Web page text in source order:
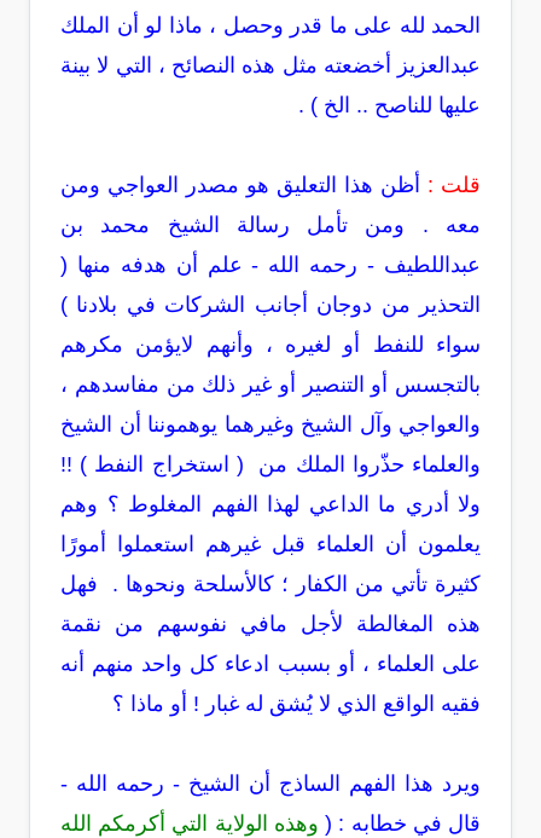
الحمد لله على ما قدر وحصل ، ماذا لو أن الملك
عبدالعزيز أخضعته مثل هذه النصائح ، التي لا بينة
عليها للناصح .. الخ ) .
قلت :
أظن هذا التعليق هو مصدر العواجي ومن
معه . ومن تأمل رسالة الشيخ محمد بن
عبداللطيف - رحمه الله - علم أن هدفه منها (
التحذير من دوجان أجانب الشركات في بلادنا )
سواء للنفط أو لغيره ، وأنهم لايؤمن مكرهم
بالتجسس أو التنصير أو غير ذلك من مفاسدهم ،
والعواجي وآل الشيخ وغيرهما يوهموننا أن الشيخ
والعلماء حذّروا الملك من ( استخراج النفط ) !!
ولا أدري ما الداعي لهذا الفهم المغلوط ؟ وهم
يعلمون أن العلماء قبل غيرهم استعملوا أمورًا
كثيرة تأتي من الكفار ؛ كالأسلحة ونحوها . فهل
هذه المغالطة لأجل مافي نفوسهم من نقمة
على العلماء ، أو بسبب ادعاء كل واحد منهم أنه
فقيه الواقع الذي لا يُشق له غبار ! أو ماذا ؟
ويرد هذا الفهم الساذج أن الشيخ - رحمه الله -
قال في خطابه : ( وهذه الولاية التي أكرمكم الله